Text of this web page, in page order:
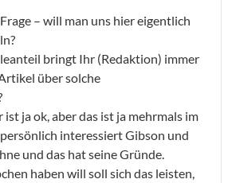
– will man uns hier eigentlich
bringt Ihr (Redaktion) immer
über solche
ist ja ok, aber das ist ja mehrmals im
interessiert Gibson und
und das hat seine Gründe.
haben will soll sich das leisten,